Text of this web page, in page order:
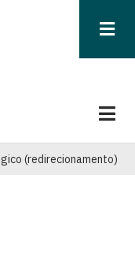
(redirecionamento)